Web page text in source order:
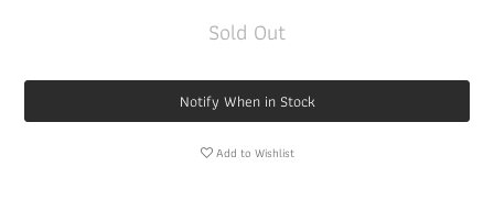
Sold Out
Notify When in Stock
Add to Wishlist